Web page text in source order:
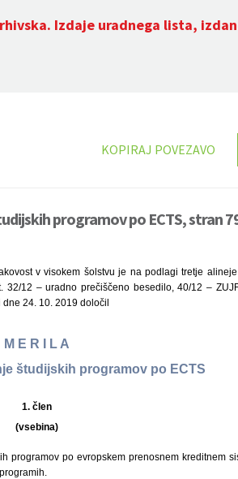
Izdaje uradnega lista,
KOPIRAJ POVEZAVO
programov po ECTS, stran
v visokem šolstvu je na podlagi tretje
12 – uradno prečiščeno besedilo, 40/12 –
24. 10. 2019 določil
M E R I L A
študijskih programov po ECTS
1. člen
(vsebina)
programov po evropskem prenosnem kreditnem